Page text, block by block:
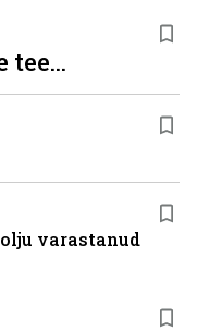
tee...
varastanud